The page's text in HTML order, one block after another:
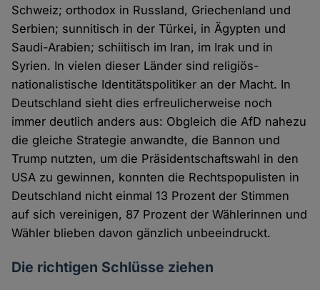
Schweiz; orthodox in Russland, Griechenland und
Serbien; sunnitisch in der Türkei, in Ägypten und
Saudi-Arabien; schiitisch im Iran, im Irak und in
Syrien. In vielen dieser Länder sind religiös-
nationalistische Identitätspolitiker an der Macht. In
Deutschland sieht dies erfreulicherweise noch
immer deutlich anders aus: Obgleich die AfD nahezu
die gleiche Strategie anwandte, die Bannon und
Trump nutzten, um die Präsidentschaftswahl in den
USA zu gewinnen, konnten die Rechtspopulisten in
Deutschland nicht einmal 13 Prozent der Stimmen
auf sich vereinigen, 87 Prozent der Wählerinnen und
Wähler blieben davon gänzlich unbeeindruckt.
Die richtigen Schlüsse ziehen